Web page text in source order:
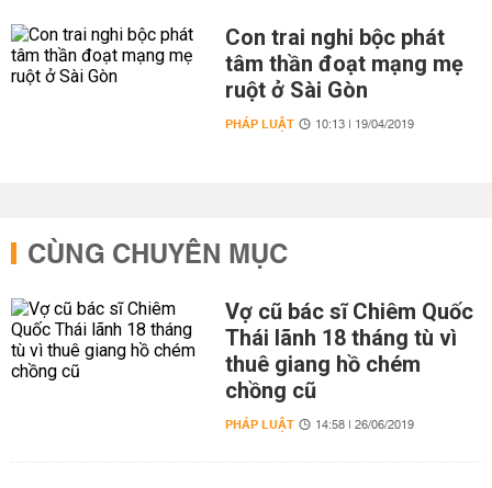
Con trai nghi bộc phát
tâm thần đoạt mạng mẹ
ruột ở Sài Gòn
PHÁP LUẬT 10:13 | 19/04/2019
CÙNG CHUYÊN MỤC
Vợ cũ bác sĩ Chiêm Quốc
Thái lãnh 18 tháng tù vì
thuê giang hồ chém
chồng cũ
PHÁP LUẬT 14:58 | 26/06/2019